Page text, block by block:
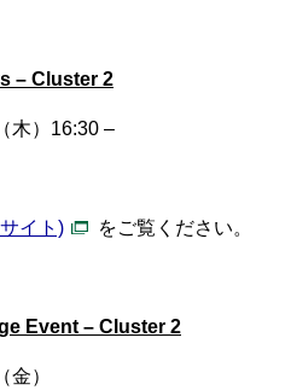
– Cluster 2
木）16:30 –
イト) をご覧ください。
Event – Cluster 2
金）